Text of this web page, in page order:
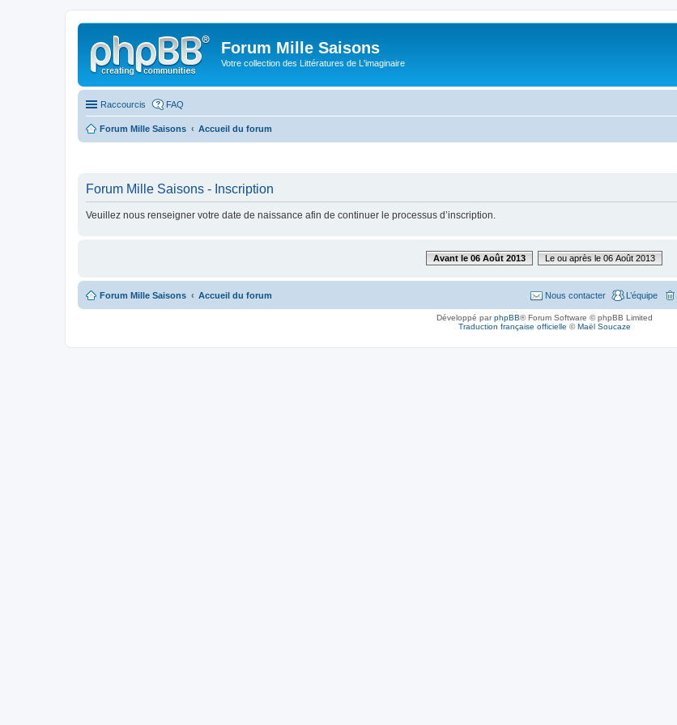
Forum Mille Saisons
Votre collection des Littératures de L'imaginaire
Raccourcis FAQ
Forum Mille Saisons Accueil du forum
Forum Mille Saisons - Inscription
Veuillez nous renseigner votre date de naissance afin de continuer le processus d’inscription.
Avant le 06 Août 2013 Le ou après le 06 Août 2013
Forum Mille Saisons Accueil du forum L’équipe
Nous contacter
Développé parphpBB® Forum Software © phpBB Limited
Traduction française officielle ©Maël Soucaze